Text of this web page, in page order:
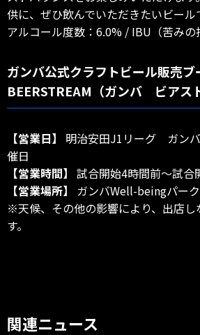
供に、ぜひ飲んでいただきたいビール
アルコール度数：6.0% / IBU（苦みの
ガンバ公式クラフトビール販売
BEERSTREAM（ガンバ ビアス
【営業日】
明治安田J1リーグ ガン
催日
【営業時間】 試合開始4時間前～試合
【営業場所】
ガンバWell-beingパー
※天候、その他の影響により、出店し
す。
関連ニュース